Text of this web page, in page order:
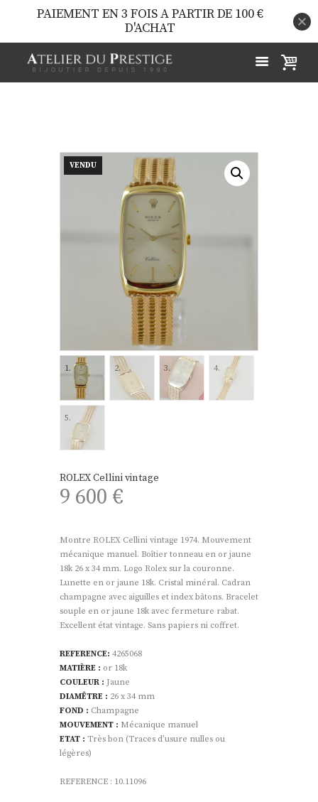
VENDU
ROLEX Cellini vintage
9 600 €
Montre ROLEX Cellini vintage 1974. Mouvement
mécanique manuel. Boîtier tonneau en or jaune
18k 26 x 34 mm. Logo Rolex sur la couronne.
Lunette en or jaune 18k. Cristal minéral. Cadran
champagne avec aiguilles et index bâtons. Bracelet
souple en or jaune 18k avec fermeture rabat.
Excellent état vintage. Sans papiers ni coffret.
REFERENCE: 4265068
MATIÈRE : or 18k
COULEUR : Jaune
DIAMÊTRE : 26 x 34 mm
FOND : Champagne
MOUVEMENT : Mécanique manuel
ETAT : Très bon (Traces d’usure nulles ou
légères)
REFERENCE : 10.11096
PAIEMENT EN 3 FOIS A PARTIR DE 100 €
D'ACHAT